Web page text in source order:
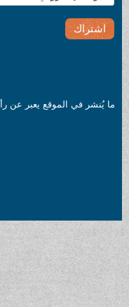
ما يُنشر في الموقع يعبر عن رأي